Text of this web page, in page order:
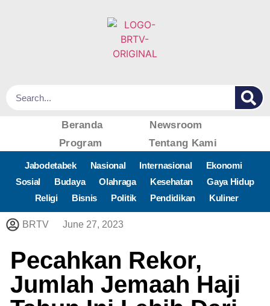
Beranda
Newsroom
Program
Tentang Kami
Jabodetabek Nasional Internasional
Ekonomi
Sosial
Budaya Olahraga Kesehatan
Gaya Hidup
Religi
Bisnis Politik Pendidikan Kuliner
BRTV June 27, 2023
Pecahkan Rekor,
Jumlah Jemaah Haji